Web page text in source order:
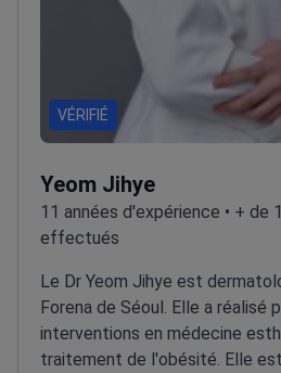
VÉRIFIÉ
Yeom Jihye
11 années d'expérience • +
effectués
Le Dr Yeom Jihye est
Forena de Séoul. Elle a réalisé
interventions en médecine
traitement de l'obésité. Elle